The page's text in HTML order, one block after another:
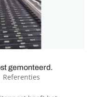
gemonteerd.
Referenties